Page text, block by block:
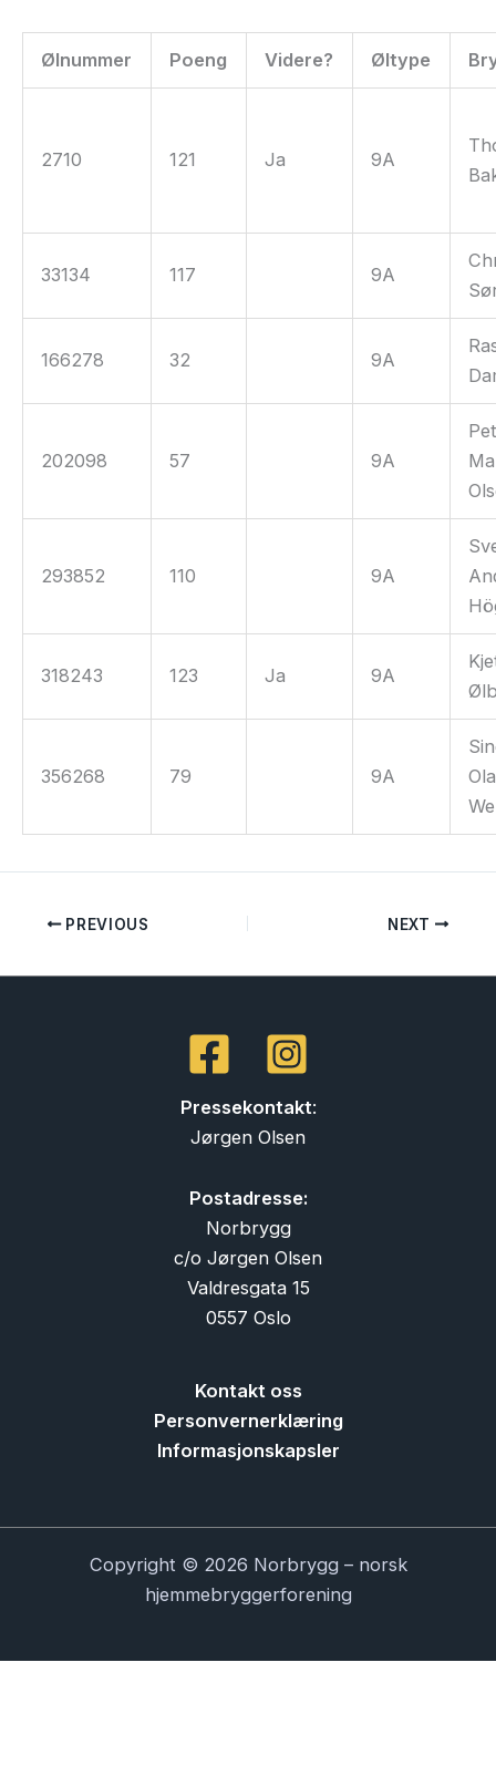
Ølnummer Poeng Videre? Øltype
2710 121 Ja 9A
33134 117 9A
166278 32 9A
202098 57 9A
293852 110 9A
318243 123 Ja 9A
356268 79 9A
PREVIOUS NEXT
Pressekontakt:
Jørgen Olsen
Postadresse:
Norbrygg
c/o Jørgen Olsen
Valdresgata 15
0557 Oslo
Kontakt oss
Personvernerklæring
Informasjonskapsler
Copyright © 2026 Norbrygg – norsk
hjemmebryggerforening